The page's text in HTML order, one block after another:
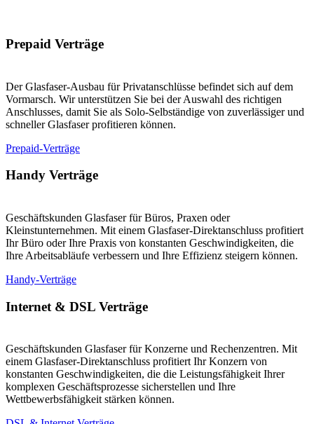
Prepaid Verträge
Der Glasfaser-Ausbau für Privatanschlüsse befindet sich auf dem
Vormarsch. Wir unterstützen Sie bei der Auswahl des richtigen
Anschlusses, damit Sie als Solo-Selbständige von zuverlässiger und
schneller Glasfaser profitieren können.
Prepaid-Verträge
Handy Verträge
Geschäftskunden Glasfaser für Büros, Praxen oder
Kleinstunternehmen. Mit einem Glasfaser-Direktanschluss profitiert
Ihr Büro oder Ihre Praxis von konstanten Geschwindigkeiten, die
Ihre Arbeitsabläufe verbessern und Ihre Effizienz steigern können.
Handy-Verträge
Internet & DSL Verträge
Geschäftskunden Glasfaser für Konzerne und Rechenzentren. Mit
einem Glasfaser-Direktanschluss profitiert Ihr Konzern von
konstanten Geschwindigkeiten, die die Leistungsfähigkeit Ihrer
komplexen Geschäftsprozesse sicherstellen und Ihre
Wettbewerbsfähigkeit stärken können.